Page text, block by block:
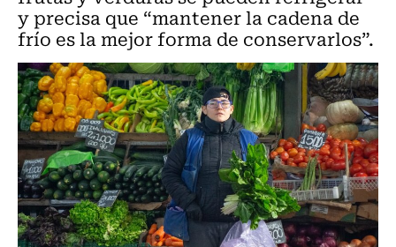
y precisa que “mantener la cadena de
frío es la mejor forma de conservarlos”.